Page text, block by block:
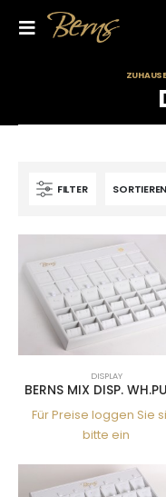
ZUHAUSE
FILTER
DISPLAY
BERNS MIX DISP.
Für Preise loggen Sie
bitte ein